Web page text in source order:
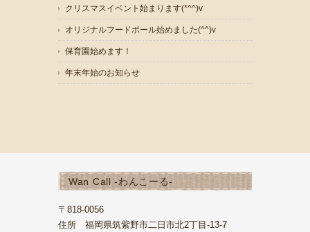
クリスマスイベント始まります(*^^)v
オリジナルフードボール始めました(^^)v
保育園始めます！
年末年始のお知らせ
Wan Call -わんこーる-
〒818-0056
住所 福岡県筑紫野市二日市北2丁目-13-7